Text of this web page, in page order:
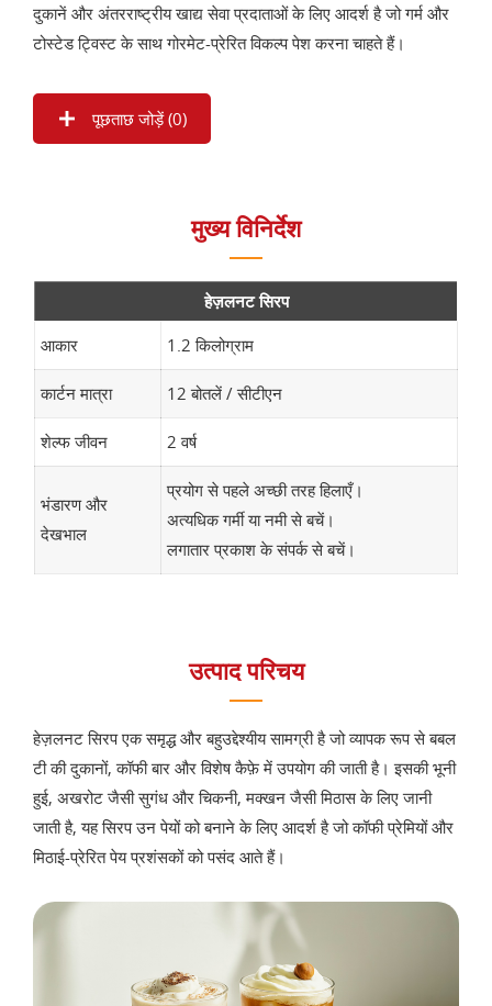
दुकानें और अंतरराष्ट्रीय खाद्य सेवा प्रदाताओं के लिए आदर्श है जो गर्म और
टोस्टेड ट्विस्ट के साथ गोरमेट-प्रेरित विकल्प पेश करना चाहते हैं।
पूछताछ जोड़ें (0)
मुख्य विनिर्देश
हेज़लनट सिरप
आकार
1.2 किलोग्राम
कार्टन मात्रा 12 बोतलें / सीटीएन
शेल्फ जीवन 2 वर्ष
भंडारण और
देखभाल
प्रयोग से पहले अच्छी तरह हिलाएँ।
अत्यधिक गर्मी या नमी से बचें।
लगातार प्रकाश के संपर्क से बचें।
उत्पाद परिचय
हेज़लनट सिरप एक समृद्ध और बहुउद्देश्यीय सामग्री है जो व्यापक रूप से बबल
टी की दुकानों, कॉफी बार और विशेष कैफ़े में उपयोग की जाती है। इसकी भूनी
हुई, अखरोट जैसी सुगंध और चिकनी, मक्खन जैसी मिठास के लिए जानी
जाती है, यह सिरप उन पेयों को बनाने के लिए आदर्श है जो कॉफी प्रेमियों और
मिठाई-प्रेरित पेय प्रशंसकों को पसंद आते हैं।